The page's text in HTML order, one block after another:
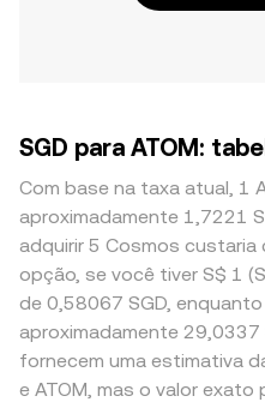
SGD para ATOM:
Com base na taxa atual, 1
aproximadamente 1,7221
adquirir 5 Cosmos custaria
opção, se você tiver S$ 1
de 0,58067 SGD,
aproximadamente 29,0337
fornecem uma estimativa
e ATOM, mas o valor